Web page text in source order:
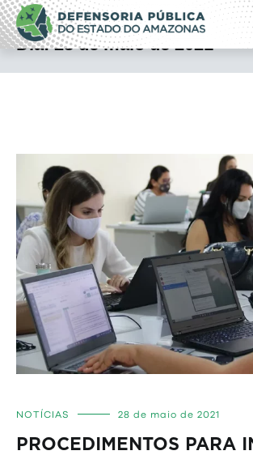
Pular
para
o
conteúdo
Defensoria Pública do
Amazonas
Dia:28 de maio de 2021
NOTÍCIAS 28 de maio de 2021
PROCEDIMENTOS PARA